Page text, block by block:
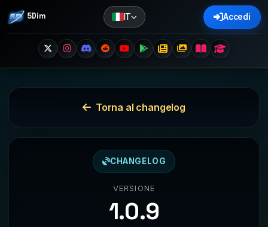
5Dim IT Accedi
Torna al changelog
CHANGELOG
VERSIONE
1.0.9